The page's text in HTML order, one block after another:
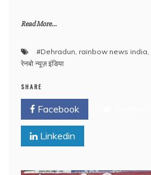
Read More...
#Dehradun, rainbow news india,
रेनबो न्यूज़ इंडिया
SHARE
Facebook
Linkedin